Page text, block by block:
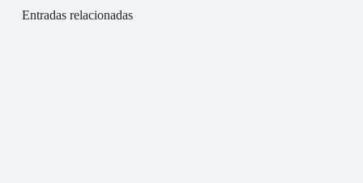
Entradas relacionadas